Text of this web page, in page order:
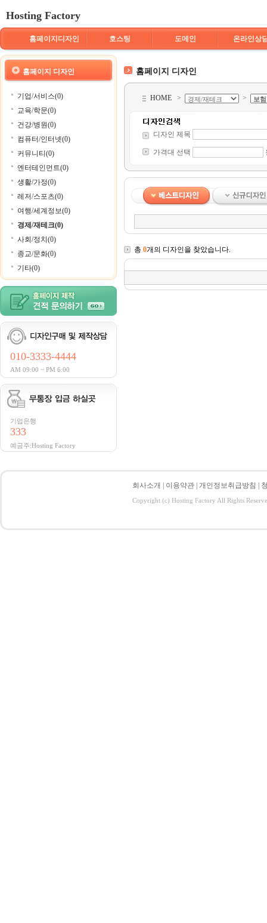
Hosting Factory
홈페이지디자인 호스팅 도메인 온라인상
홈페이지 디자인
기업/서비스(0)
교육/학문(0)
건강/병원(0)
컴퓨터/인터넷(0)
커뮤니티(0)
엔터테인먼트(0)
생활/가정(0)
레저/스포츠(0)
여행/세계정보(0)
경제/재테크(0)
사회/정치(0)
종교/문화(0)
기타(0)
010-3333-4444
AM 09:00 ~ PM 6:00
기업은행
333
예금주:Hosting Factory
홈페이지 디자인
HOME > >
디자인 제목
가격대 선택
총 0개의 디자인을 찾았습니다.
회사소개 이용약관 개인정보취급방침
Copyright (c) Hosting Factory All Rights